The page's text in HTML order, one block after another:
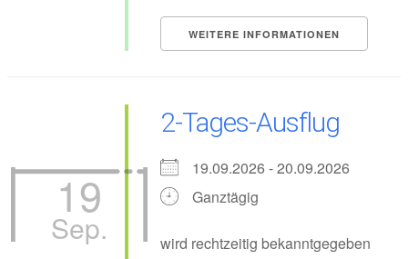
WEITERE INFORMATIONEN
19
Sep.
2-Tages-Ausflug
19.09.2026 - 20.09.2026
Ganztägig
wird rechtzeitig bekanntgegeben